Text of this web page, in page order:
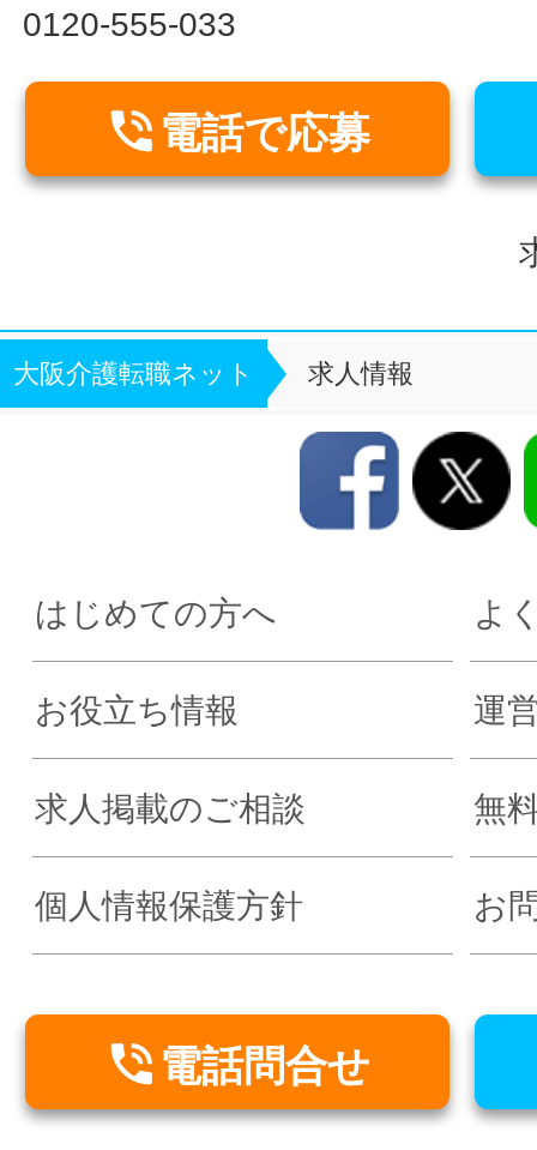
0120-555-033
 電話で応募
大阪介護転職ネット 求人情報
はじめての方へ よ
お役立ち情報 運
求人掲載のご相談 無
個人情報保護方針 お
 電話問合せ